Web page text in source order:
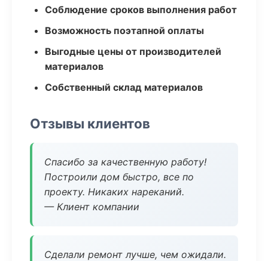
Соблюдение сроков выполнения работ
Возможность поэтапной оплаты
Выгодные цены от производителей
материалов
Собственный склад материалов
Отзывы клиентов
Спасибо за качественную работу!
Построили дом быстро, все по
проекту. Никаких нареканий.
— Клиент компании
Сделали ремонт лучше, чем ожидали.